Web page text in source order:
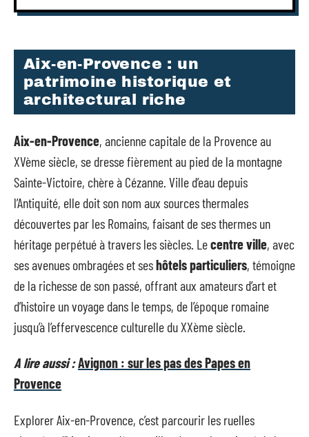
Aix-en-Provence : un
patrimoine historique et
architectural riche
Aix-en-Provence, ancienne capitale de la Provence au
XVème siècle, se dresse fièrement au pied de la montagne
Sainte-Victoire, chère à Cézanne. Ville d’eau depuis
l’Antiquité, elle doit son nom aux sources thermales
découvertes par les Romains, faisant de ses thermes un
héritage perpétué à travers les siècles. Lecentre ville, avec
ses avenues ombragées et seshôtels particuliers, témoigne
de la richesse de son passé, offrant aux amateurs d’art et
d’histoire un voyage dans le temps, de l’époque romaine
jusqu’à l’effervescence culturelle du XXème siècle.
A lire aussi :Avignon : sur les pas des Papes en
Provence
Explorer Aix-en-Provence, c’est parcourir les ruelles